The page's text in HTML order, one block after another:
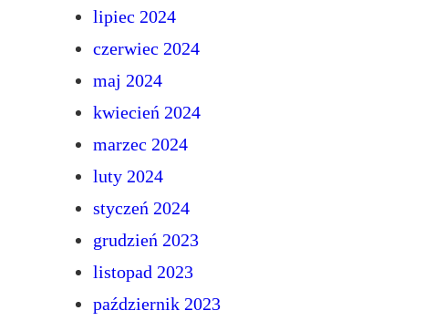
lipiec 2024
czerwiec 2024
maj 2024
kwiecień 2024
marzec 2024
luty 2024
styczeń 2024
grudzień 2023
listopad 2023
październik 2023